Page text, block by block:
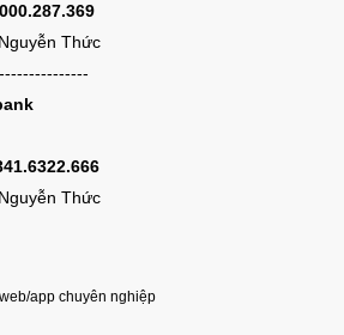
Thức
Thức
app chuyên nghiệp